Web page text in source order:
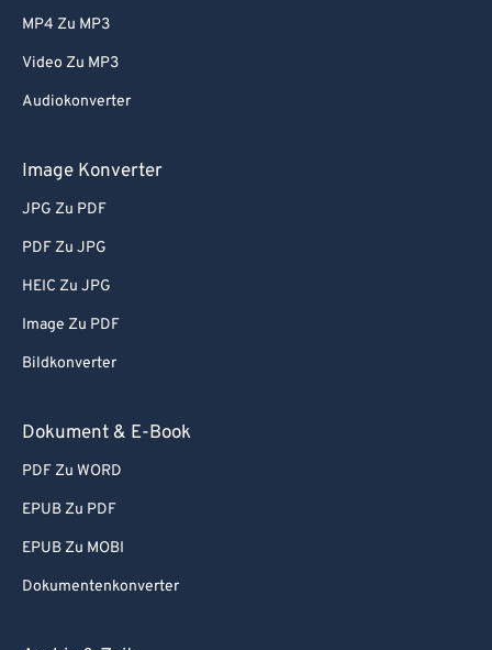
MP4 Zu MP3
Video Zu MP3
Audiokonverter
Image Konverter
JPG Zu PDF
PDF Zu JPG
HEIC Zu JPG
Image Zu PDF
Bildkonverter
Dokument & E-Book
PDF Zu WORD
EPUB Zu PDF
EPUB Zu MOBI
Dokumentenkonverter